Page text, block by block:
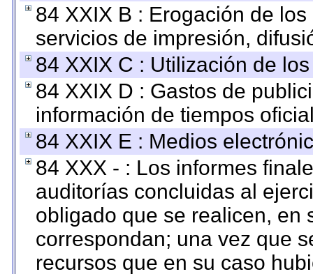
84 XXIX B : Erogación de
servicios de impresión,
84 XXIX C : Utilización de
84 XXIX D : Gastos de
información de tiempos
84 XXIX E : Medios
84 XXX - : Los informes
auditorías concluidas al
obligado que se realicen, en
correspondan; una vez que
recursos que en su caso